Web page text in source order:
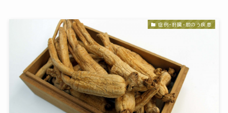
症例-肝臓・胆のう疾患